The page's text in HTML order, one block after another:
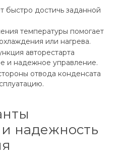
быстро достичь заданной
температуры помогает
или нагрева.
авторестарта
и надежное управление.
отвода конденсата
надежность